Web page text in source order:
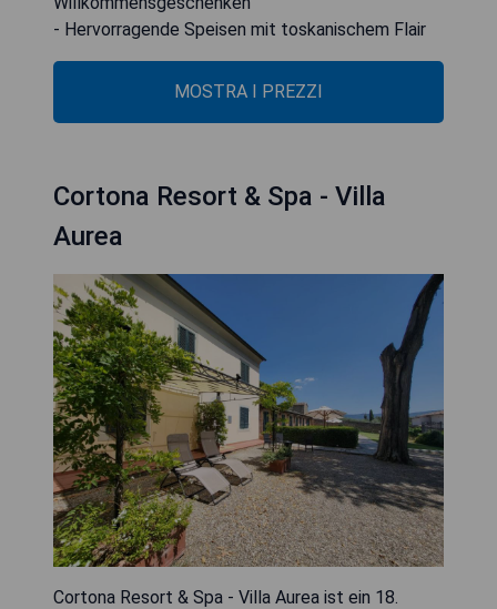
- Hervorragende Speisen mit toskanischem Flair
MOSTRA I PREZZI
Cortona Resort & Spa - Villa
Aurea
Cortona Resort & Spa - Villa Aurea ist ein 18.